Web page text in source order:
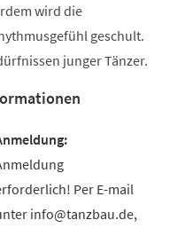
wird die
geschult.
junger Tänzer.
Per E-mail
info@tanzbau.de,